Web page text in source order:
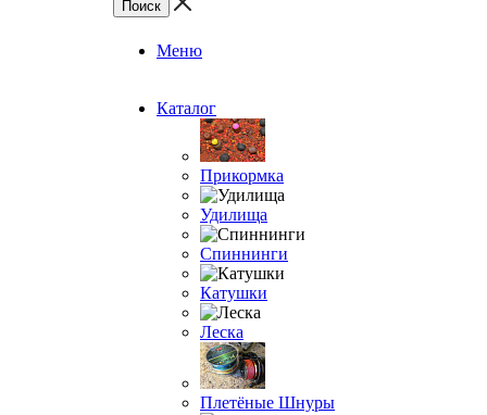
Меню
Каталог
Прикормка
Удилища
Спиннинги
Катушки
Леска
Плетёные Шнуры